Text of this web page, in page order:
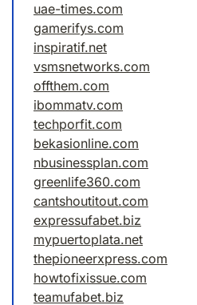
uae-times.com
gamerifys.com
inspiratif.net
vsmsnetworks.com
offthem.com
ibommatv.com
techporfit.com
bekasionline.com
nbusinessplan.com
greenlife360.com
cantshoutitout.com
expressufabet.biz
mypuertoplata.net
thepioneerxpress.com
howtofixissue.com
teamufabet.biz